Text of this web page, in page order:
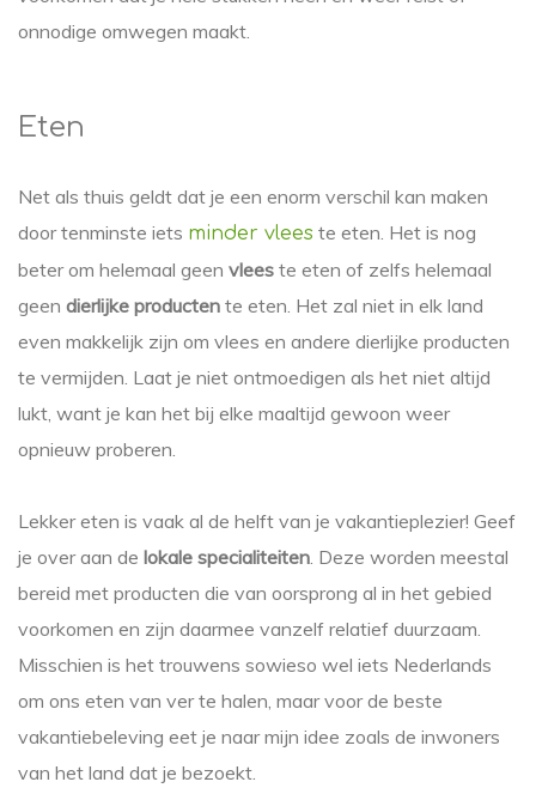
onnodige omwegen maakt.
Eten
Net als thuis geldt dat je een enorm verschil kan maken
door tenminste iets minder vlees te eten. Het is nog
beter om helemaal geen vlees te eten of zelfs helemaal
geen dierlijke producten te eten. Het zal niet in elk land
even makkelijk zijn om vlees en andere dierlijke producten
te vermijden. Laat je niet ontmoedigen als het niet altijd
lukt, want je kan het bij elke maaltijd gewoon weer
opnieuw proberen.
Lekker eten is vaak al de helft van je vakantieplezier! Geef
je over aan de lokale specialiteiten. Deze worden meestal
bereid met producten die van oorsprong al in het gebied
voorkomen en zijn daarmee vanzelf relatief duurzaam.
Misschien is het trouwens sowieso wel iets Nederlands
om ons eten van ver te halen, maar voor de beste
vakantiebeleving eet je naar mijn idee zoals de inwoners
van het land dat je bezoekt.